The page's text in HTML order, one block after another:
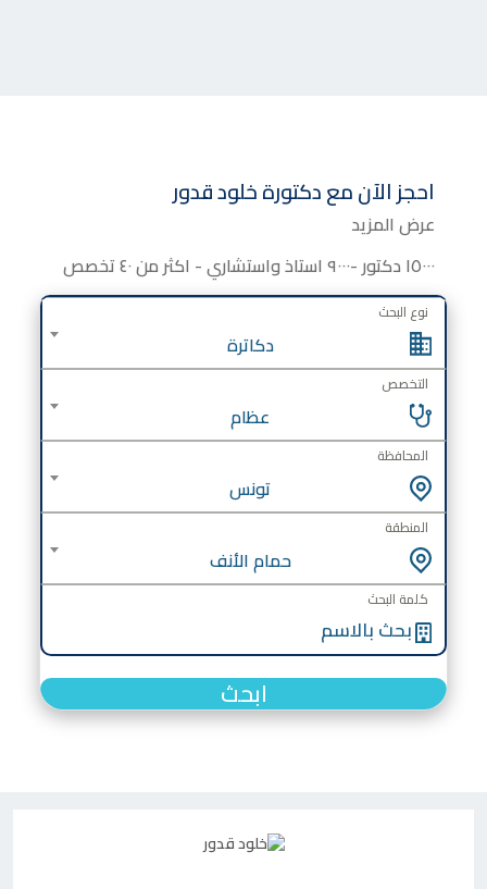
احجز الآن معدكتورةخلود قدور
عرض المزيد
١٥٠٠٠ دكتور -٩٠٠٠ استاذ واستشاري - اكثر من ٤٠ تخصص
نوع البحث
دكاترة
التخصص
عظام
المحافظة
تونس
المنطقة
حمام الأنف
كلمة البحث
ابحث